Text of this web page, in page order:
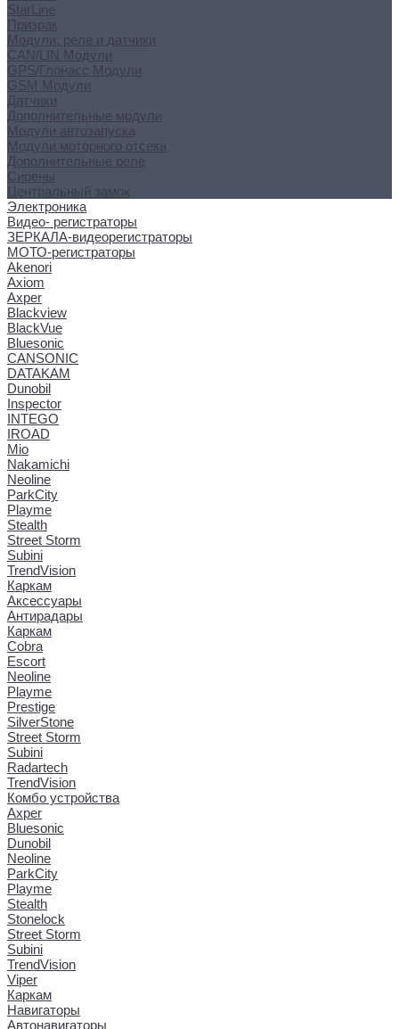
StarLine
Призрак
Модули, реле и датчики
CAN/LIN Модули
GPS/Глонасс Модули
GSM Модули
Датчики
Дополнительные модули
Модули автозапуска
Модули моторного отсека
Дополнительные реле
Сирены
Центральный замок
Электроника
Видео- регистраторы
ЗЕРКАЛА-видеорегистраторы
МОТО-регистраторы
Akenori
Axiom
Axper
Blackview
BlackVue
Bluesonic
CANSONIC
DATAKAM
Dunobil
Inspector
INTEGO
IROAD
Mio
Nakamichi
Neoline
ParkCity
Playme
Stealth
Street Storm
Subini
TrendVision
Каркам
Аксессуары
Антирадары
Каркам
Cobra
Escort
Neoline
Playme
Prestige
SilverStone
Street Storm
Subini
Radartech
TrendVision
Комбо устройства
Axper
Bluesonic
Dunobil
Neoline
ParkCity
Playme
Stealth
Stonelock
Street Storm
Subini
TrendVision
Viper
Каркам
Навигаторы
Автонавигаторы